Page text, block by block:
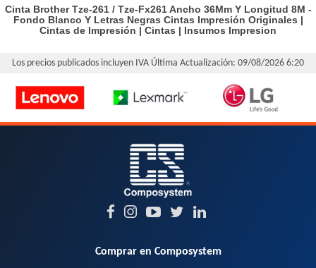
Cinta Brother Tze-261 / Tze-Fx261 Ancho 36Mm Y Longitud 8M -
Fondo Blanco Y Letras Negras Cintas Impresión Originales |
Cintas de Impresión | Cintas | Insumos Impresion
Los precios publicados incluyen IVA Última Actualización: 09/08/2026 6:20
Comprar en Composystem